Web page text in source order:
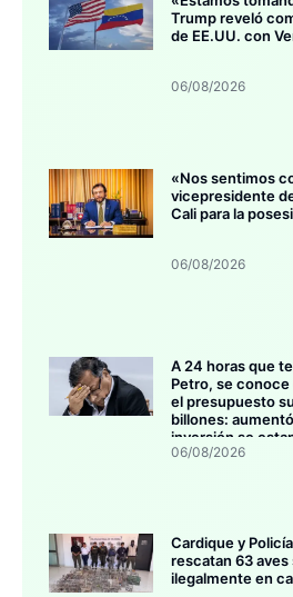
Trump reveló
de EE.UU. con
06/08/2026
«Nos sentimos
vicepresidente
Cali para la
06/08/2026
A 24 horas que
Petro, se
el presupuesto
billones:
inversión se
06/08/2026
Cardique y
rescatan 63
ilegalmente en